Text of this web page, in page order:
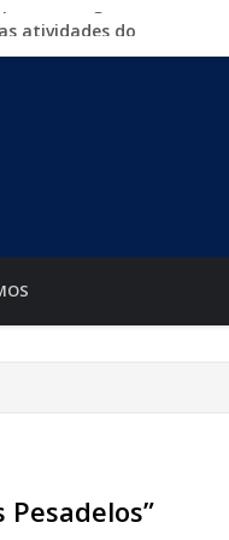
atividades do
entregadores